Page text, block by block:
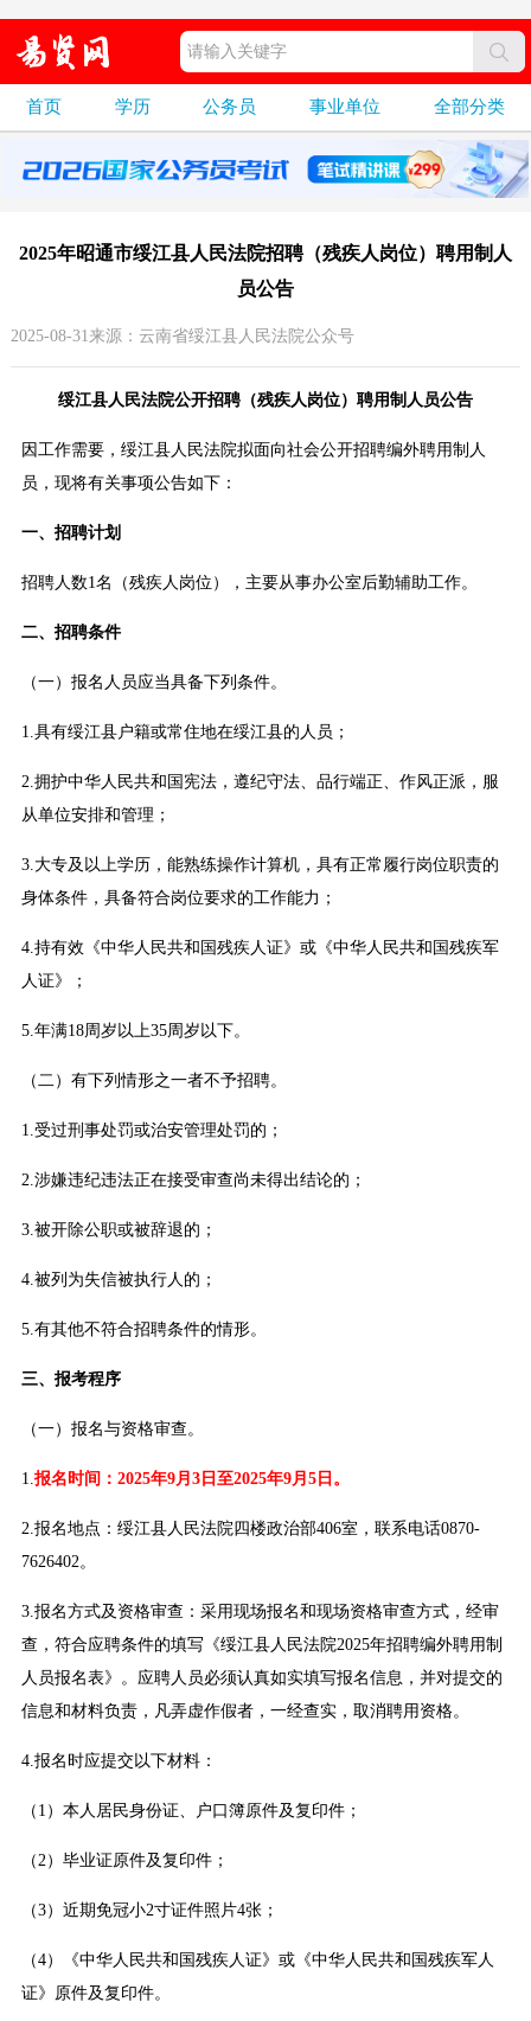
首页 学历 公务员 事业单位 全部分类
2025年昭通市绥江县人民法院招聘（残疾人岗位）聘用制人
员公告
2025-08-31来源：云南省绥江县人民法院公众号
绥江县人民法院公开招聘（残疾人岗位）聘用制人员公告
因工作需要，绥江县人民法院拟面向社会公开招聘编外聘用制人
员，现将有关事项公告如下：
一、招聘计划
招聘人数1名（残疾人岗位），主要从事办公室后勤辅助工作。
二、招聘条件
（一）报名人员应当具备下列条件。
1.具有绥江县户籍或常住地在绥江县的人员；
2.拥护中华人民共和国宪法，遵纪守法、品行端正、作风正派，服
从单位安排和管理；
3.大专及以上学历，能熟练操作计算机，具有正常履行岗位职责的
身体条件，具备符合岗位要求的工作能力；
4.持有效《中华人民共和国残疾人证》或《中华人民共和国残疾军
人证》；
5.年满18周岁以上35周岁以下。
（二）有下列情形之一者不予招聘。
1.受过刑事处罚或治安管理处罚的；
2.涉嫌违纪违法正在接受审查尚未得出结论的；
3.被开除公职或被辞退的；
4.被列为失信被执行人的；
5.有其他不符合招聘条件的情形。
三、报考程序
（一）报名与资格审查。
1.报名时间：2025年9月3日至2025年9月5日。
2.报名地点：绥江县人民法院四楼政治部406室，联系电话0870-
7626402。
3.报名方式及资格审查：采用现场报名和现场资格审查方式，经审
查，符合应聘条件的填写《绥江县人民法院2025年招聘编外聘用制
人员报名表》。应聘人员必须认真如实填写报名信息，并对提交的
信息和材料负责，凡弄虚作假者，一经查实，取消聘用资格。
4.报名时应提交以下材料：
（1）本人居民身份证、户口簿原件及复印件；
（2）毕业证原件及复印件；
（3）近期免冠小2寸证件照片4张；
（4）《中华人民共和国残疾人证》或《中华人民共和国残疾军人
证》原件及复印件。